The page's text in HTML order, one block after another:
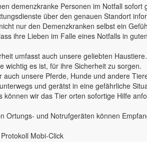
demenzkranke Personen im Notfall sofort
über den genauen Standort
nur den Demenzkranken selbst ein
ihre Lieben im Falle eines Notfalls in
umfasst auch unsere geliebten Haustiere.
wichtig es ist, für ihre Sicherheit zu sorgen.
unsere Pferde, Hunde und andere
und gerätst in eine gefährliche
können wir das Tier orten sofortige Hilfe
Ortungs- und Notrufgeräten können
Mobi-Click